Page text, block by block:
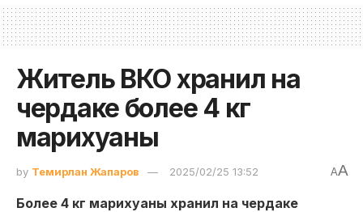
Житель ВКО хранил на
чердаке более 4 кг
марихуаны
by Темирлан Жапаров 2025/02/25 13:52 AA
Более 4 кг марихуаны хранил на чердаке